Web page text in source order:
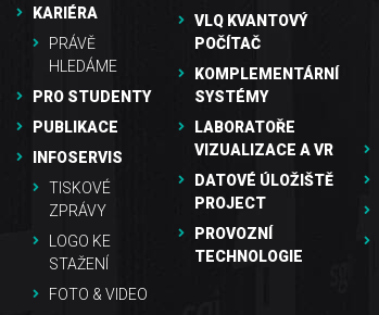
KARIÉRA
PRÁVĚ
HLEDÁME
PRO STUDENTY
PUBLIKACE
INFOSERVIS
TISKOVÉ
ZPRÁVY
LOGO KE
STAŽENÍ
FOTO & VIDEO
VLQ KVANTOVÝ
POČÍTAČ
KOMPLEMENTÁRNÍ
SYSTÉMY
LABORATOŘE
VIZUALIZACE A VR
DATOVÉ ÚLOŽIŠTĚ
PROJECT
PROVOZNÍ
TECHNOLOGIE